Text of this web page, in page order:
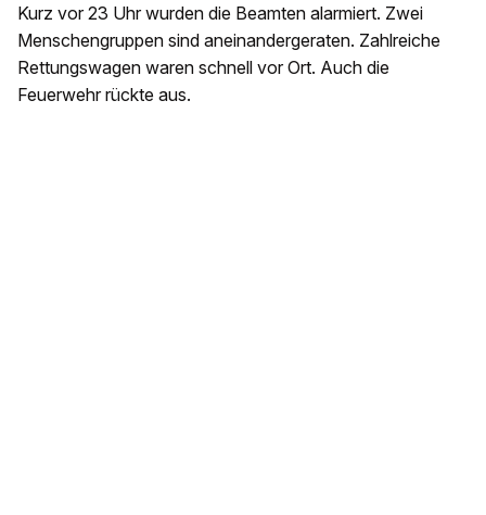
Kurz vor 23 Uhr wurden die Beamten alarmiert. Zwei
Menschengruppen sind aneinandergeraten. Zahlreiche
Rettungswagen waren schnell vor Ort. Auch die
Feuerwehr rückte aus.